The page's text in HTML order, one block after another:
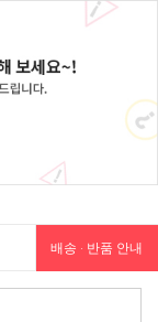
배송 · 반품 안내